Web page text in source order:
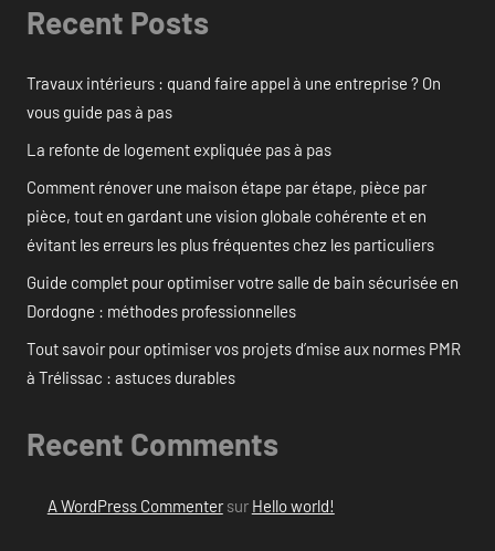
Recent Posts
Travaux intérieurs : quand faire appel à une entreprise ? On
vous guide pas à pas
La refonte de logement expliquée pas à pas
Comment rénover une maison étape par étape, pièce par
pièce, tout en gardant une vision globale cohérente et en
évitant les erreurs les plus fréquentes chez les particuliers
Guide complet pour optimiser votre salle de bain sécurisée en
Dordogne : méthodes professionnelles
Tout savoir pour optimiser vos projets d’mise aux normes PMR
à Trélissac : astuces durables
Recent Comments
A WordPress Commentersur Hello world!